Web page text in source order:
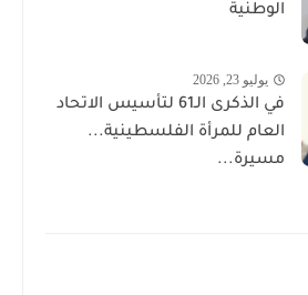
الوطنية
يوليو 23, 2026
في الذكرى الـ61 لتأسيس الاتحاد
العام للمرأة الفلسطينية...
مسيرة...